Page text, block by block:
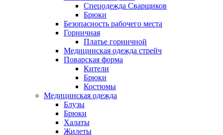
Спецодежда Сварщиков
Брюки
Безопасность рабочего места
Горничная
Платье горничной
Медицинская одежда стрейч
Поварская форма
Кители
Брюки
Костюмы
Медицинская одежда
Блузы
Брюки
Халаты
Жилеты